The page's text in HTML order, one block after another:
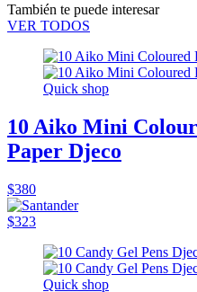
También te puede interesar
VER TODOS
Quick shop
10 Aiko Mini
Paper Djeco
$380
$323
Quick shop